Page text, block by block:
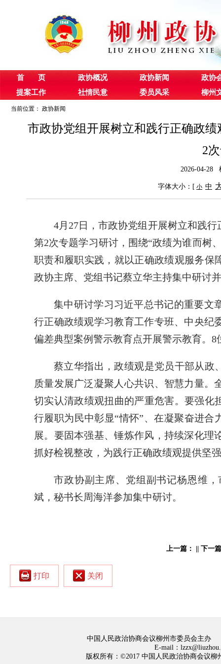
首 页 政协概况 政协新闻
政协
提案工作
社情民意 委员风采 柳州
当前位置： 政协新闻
市政协党组开展树立和践行正确政
2
2026-04-28
字体大小：[ 小 中
4月27日，市政协党组开展树立和践
第2次专题学习研讨，围绕“政绩为谁而树
职责和履职实践，就以正确政绩观服务保
政协主席、党组书记蔡立华主持集中研讨
集中研讨学习习近平总书记的重要文
行正确政绩观学习教育工作专班、中央纪
偏差典型案例警示教育点开展警示教育。
蔡立华指出，政绩观是党员干部从政
质量发展广泛凝聚人心共识、智慧力量
切实认清政绩观扭曲的严重危害。要强化
行履职为民中彰显“情怀”、在凝聚奋进合
展。要固本强基、锤炼作风，持续深化理
抓好检视整改，为践行正确政绩观提供坚
市政协副主席、党组副书记杨恩维
斌，秘书长周海洋参加集中研讨。
上一篇： 下一
打印 关闭
中国人民政治协商会议柳州市委员会主办
E-mail：
版权所有：©2017 中国人民政治协商会